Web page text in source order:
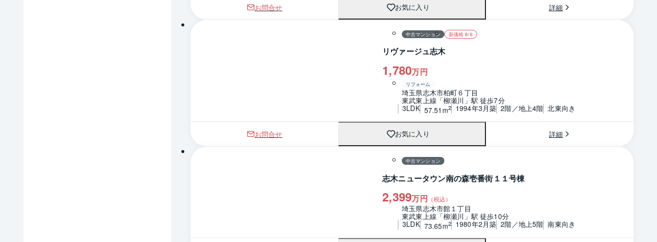
お問合せ お気に入り 詳細
中古マンション 新価格 8/6
リヴァージュ志木
1,780万円
リフォーム
埼玉県志木市柏町６丁目
東武東上線「柳瀬川」駅 徒歩7分
3LDK 57.51m2 1994年3月築 2階／地上4階 北東向き
お問合せ お気に入り 詳細
中古マンション
志木ニュータウン南の森壱番街１１号棟
2,399万円 （税込）
埼玉県志木市館１丁目
東武東上線「柳瀬川」駅 徒歩10分
3LDK 73.65m2 1980年2月築 2階／地上5階 南東向き